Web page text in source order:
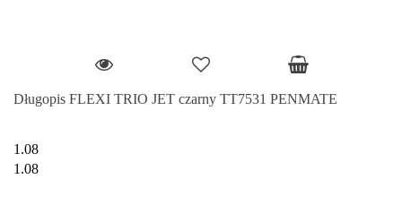
Długopis FLEXI TRIO JET czarny TT7531 PENMATE
1.08
1.08